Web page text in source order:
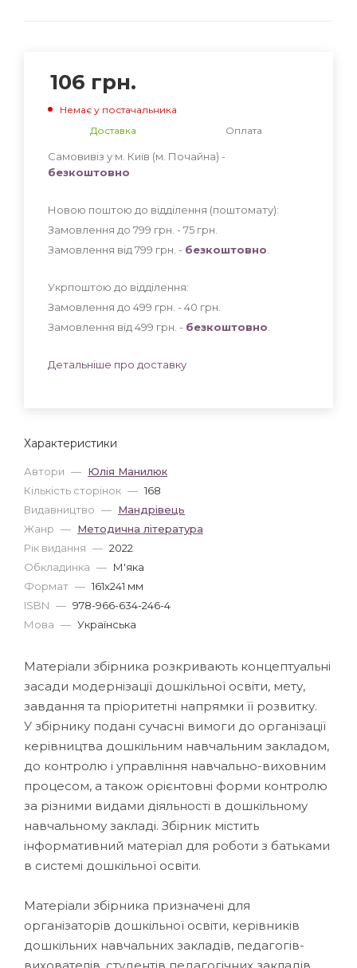
Характеристики
Автори — Юлія Манилюк
Кількість сторінок — 168
Видавництво — Мандрівець
Жанр — Методична література
Рік видання — 2022
Обкладинка — М'яка
Формат — 161x241 мм
ISBN — 978-966-634-246-4
Мова — Українська
106 грн.
Немає у постачальника
Доставка
Оплата
Самовивіз у м. Київ (м. Почайна) -
безкоштовно
Новою поштою до відділення (поштомату):
Замовлення до 799 грн. - 75 грн
Замовлення від 799 грн. - безкоштовно
Укрпоштою до відділення:
Замовлення до 499 грн. - 40 грн
Замовлення від 499 грн. - безкоштовно
Детальніше про доставку
Матеріали збірника розкривають концептуальні
засади модернізації дошкільної освіти, мету,
завдання та пріоритетні напрямки її розвитку.
У збірнику подані сучасні вимоги до організації
керівництва дошкільним навчальним закладом,
до контролю і управління навчально-виховним
процесом, а також орієнтовні форми контролю
за різними видами діяльності в дошкільному
навчальному закладі. Збірник містить
інформативний матеріал для роботи з батьками
в системі дошкільної освіти.
Матеріали збірника призначені для
організаторів дошкільної освіти, керівників
дошкільних навчальних закладів, педагогів-
вихователів, студентів педагогічних закладів.